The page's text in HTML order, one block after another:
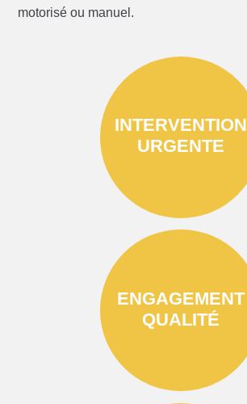
motorisé ou manuel.
INTERVENTION
URGENTE
ENGAGEMENT
QUALITÉ